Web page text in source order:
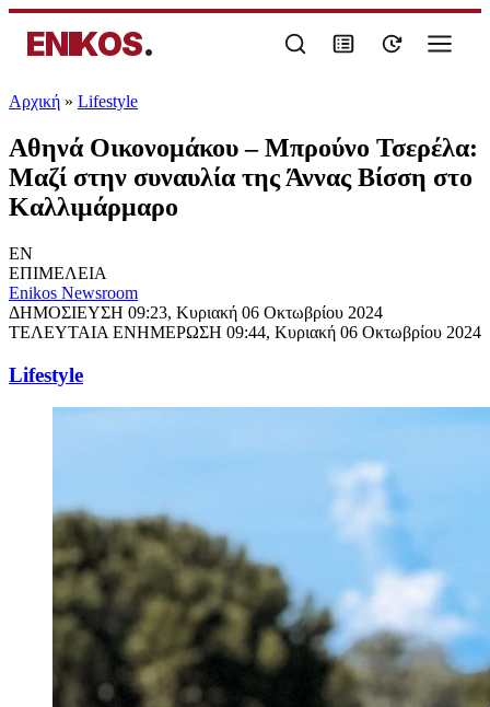
ENIKOS.
Αρχική » Lifestyle
Αθηνά Οικονομάκου – Μπρούνο Τσερέλα:
Μαζί στην συναυλία της Άννας Βίσση στο
Καλλιμάρμαρο
EN
ΕΠΙΜΕΛΕΙΑ
Enikos Newsroom
ΔΗΜΟΣΙΕΥΣΗ 09:23, Κυριακή 06 Οκτωβρίου 2024
ΤΕΛΕΥΤΑΙΑ ΕΝΗΜΕΡΩΣΗ 09:44, Κυριακή 06 Οκτωβρίου 2024
Lifestyle